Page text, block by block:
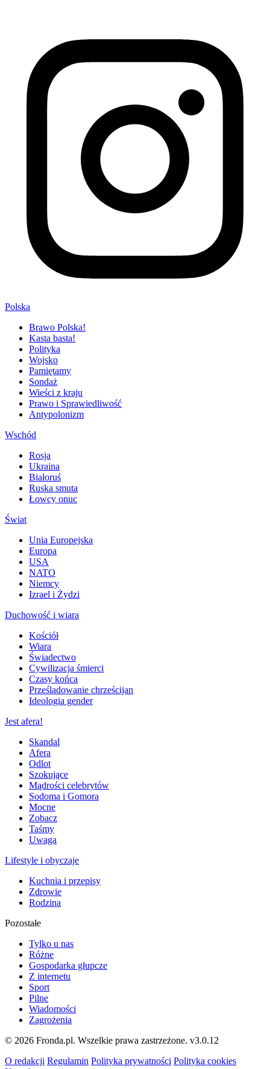
Polska
Brawo Polska!
Kasta basta!
Polityka
Wojsko
Pamiętamy
Sondaż
Wieści z kraju
Prawo i Sprawiedliwość
Antypolonizm
Wschód
Rosja
Ukraina
Białoruś
Ruska smuta
Łowcy onuc
Świat
Unia Europejska
Europa
USA
NATO
Niemcy
Izrael i Żydzi
Duchowość i wiara
Kościół
Wiara
Świadectwo
Cywilizacja śmierci
Czasy końca
Prześladowanie chrześcijan
Ideologia gender
Jest afera!
Skandal
Afera
Odlot
Szokujące
Mądrości celebrytów
Sodoma i Gomora
Mocne
Zobacz
Taśmy
Uwaga
Lifestyle i obyczaje
Kuchnia i przepisy
Zdrowie
Rodzina
Pozostałe
Tylko u nas
Różne
Gospodarka głupcze
Z internetu
Sport
Pilne
Wiadomości
Zagrożenia
© 2026 Fronda.pl. Wszelkie prawa zastrzeżone. v3.0.12
O redakcji Regulamin Polityka prywatności Polityka cookies